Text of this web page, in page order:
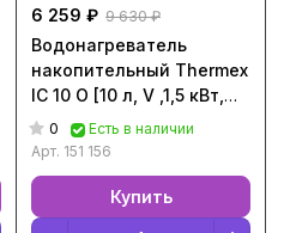
6 259 ₽ 9 630 ₽
Водонагреватель
накопительный Thermex
IC 10 O [10 л, V ,1,5 кВт,
Белый, 151 156]
0
Есть в наличии
Арт. 151 156
Купить